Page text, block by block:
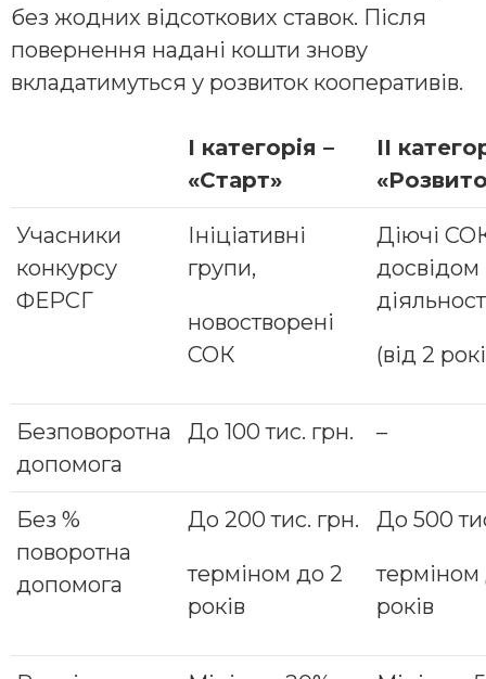
без жодних відсоткових ставок. Після
повернення надані кошти знову
вкладатимуться у розвиток кооперативів.
І категорія –
«Старт»
ІІ
Учасники
конкурсу
ФЕРСГ
Ініціативні
групи,
новостворені
СОК
Діючі
досвідом
(від 2
Безповоротна
допомога
До 100 тис. грн. –
Без %
поворотна
допомога
До 200 тис. грн.
терміном до 2
років
До 500
терміном
років